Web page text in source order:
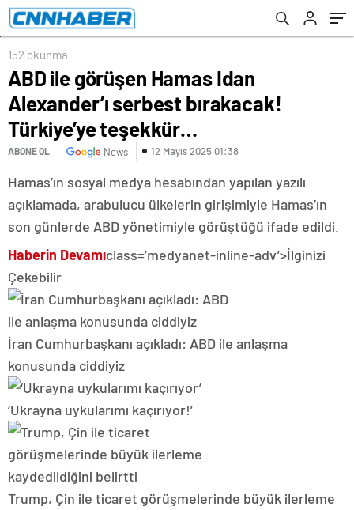
152 okunma
ABD ile görüşen Hamas Idan
Alexander’ı serbest bırakacak!
Türkiye’ye teşekkür…
ABONE OL News 12 Mayıs 2025 01:38
Hamas’ın sosyal medya hesabından yapılan yazılı
açıklamada, arabulucu ülkelerin girişimiyle Hamas’ın
son günlerde ABD yönetimiyle görüştüğü ifade edildi.
Haberin Devamıclass=’medyanet-inline-adv’>İlginizi
Çekebilir
İran Cumhurbaşkanı açıkladı: ABD ile anlaşma
konusunda ciddiyiz
‘Ukrayna uykularımı kaçırıyor!’
Trump, Çin ile ticaret görüşmelerinde büyük ilerleme